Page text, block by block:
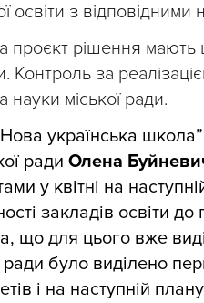
освіти з відповідними
проєкт рішення
Контроль за
науки міської ради.
українська
ради Олена
у квітні на
закладів освіти
що для цього вже
ради було виділено
і на наступній